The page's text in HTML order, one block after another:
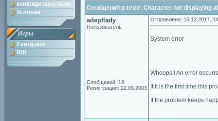
конфиденциально.
Условия
Игры
Everquest
Rift
Сообщений в теме: Character not displaying
adeptlady
Пользователь
Сообщений: 19
Регистрация: 22.09.2003
Отправлено: 15.12.2017,
System error
Whoops ! An error
If it is the first time this
If the problem keeps